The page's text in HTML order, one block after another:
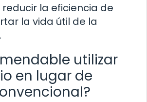
reducir la eficiencia de
la vida útil de la
utilizar
en lugar de